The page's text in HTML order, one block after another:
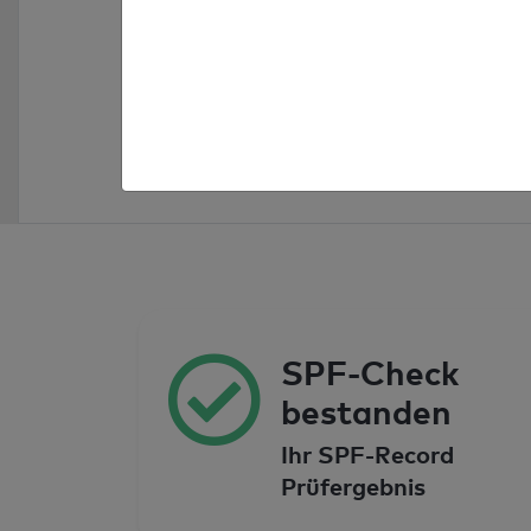
SPF-Check
bestanden
Ihr SPF-Record
Prüfergebnis